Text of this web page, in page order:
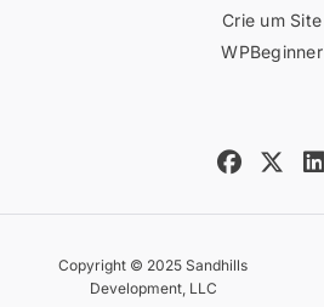
Crie um Site
WPBeginner
Copyright © 2025 Sandhills
Development, LLC